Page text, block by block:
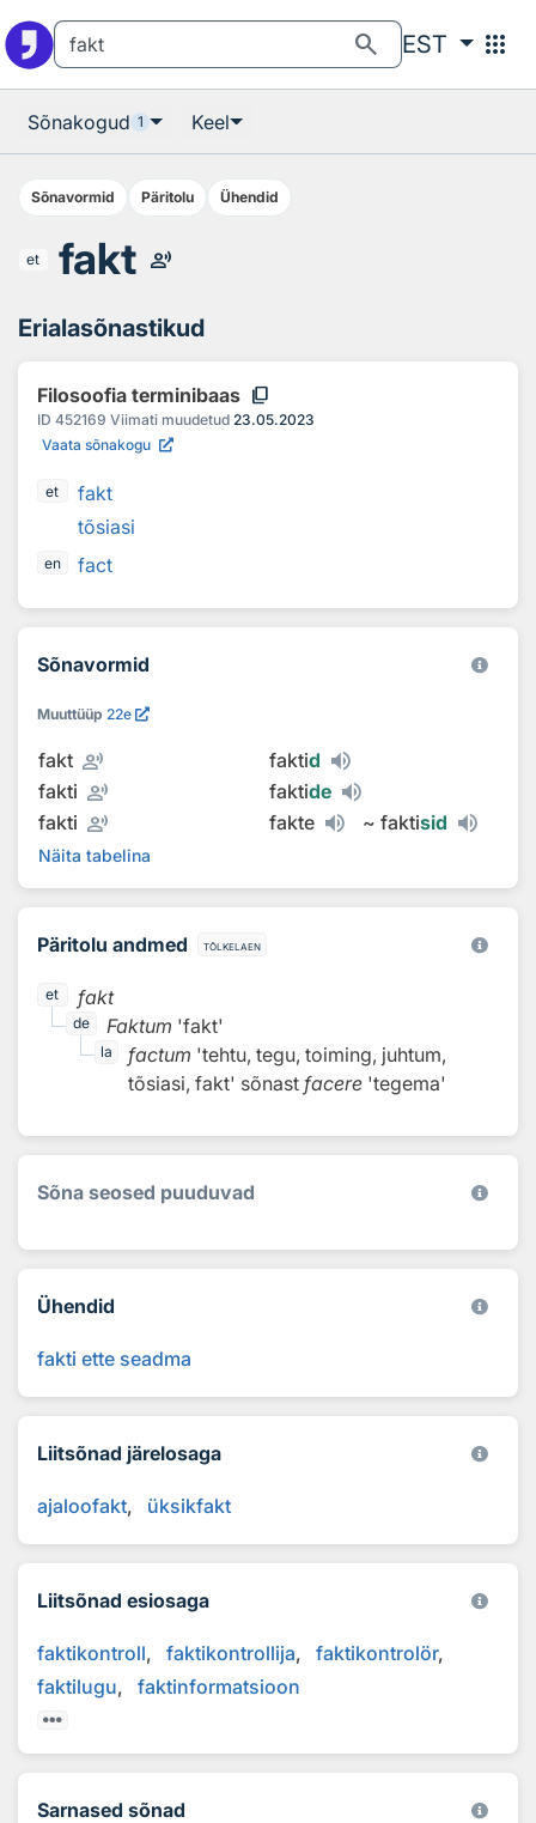
search EST apps
Sõnakogud 1 Keel
Sõnavormid Päritolu Ühendid
et fakt record_voice_over
Erialasõnastikud
Filosoofia terminibaas content_copy
ID 452169 Viimati muudetud 23.05.2023
Vaata sõnakogu
et
fakt
tõsiasi
en fact
Sõnavormid
Muuttüüp 22e
fakt record_voice_over faktid
fakti record_voice_over faktide
fakti record_voice_over fakte ~ faktisid
Näita tabelina
Päritolu andmed tõlkelaen
et fakt
de Faktum 'fakt'
la factum 'tehtu, tegu, toiming, juhtum,
tõsiasi, fakt' sõnastfacere 'tegema'
Sõna seosed puuduvad
Ühendid
fakti ette seadma
Liitsõnad järelosaga
ajaloofakt üksikfakt
Liitsõnad esiosaga
faktikontroll faktikontrollija
faktikontrolör
faktilugu
faktinformatsioon
Sarnased sõnad